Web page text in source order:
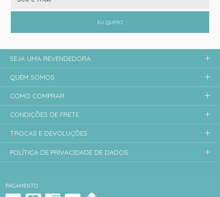
EU QUERO
PAGAMENTO
SEJA UMA REVENDEDORA
QUEM SOMOS
COMO COMPRAR
CONDIÇÕES DE FRETE
TROCAS E DEVOLUÇÕES
POLÍTICA DE PRIVACIDADE DE DADOS